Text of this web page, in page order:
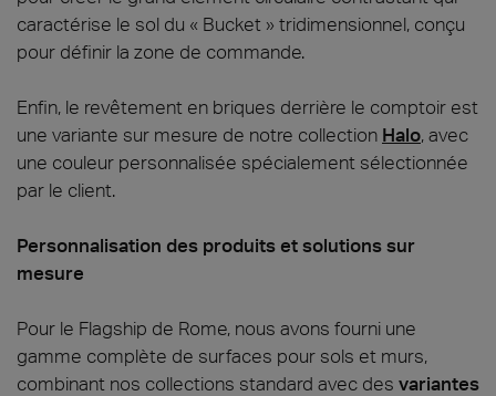
caractérise le sol du « Bucket » tridimensionnel, conçu
pour définir la zone de commande.
Enfin, le revêtement en briques derrière le comptoir est
une variante sur mesure de notre collection Halo, avec
une couleur personnalisée spécialement sélectionnée
par le client.
Personnalisation des produits et solutions sur
mesure
Pour le Flagship de Rome, nous avons fourni une
gamme complète de surfaces pour sols et murs,
combinant nos collections standard avec des variantes